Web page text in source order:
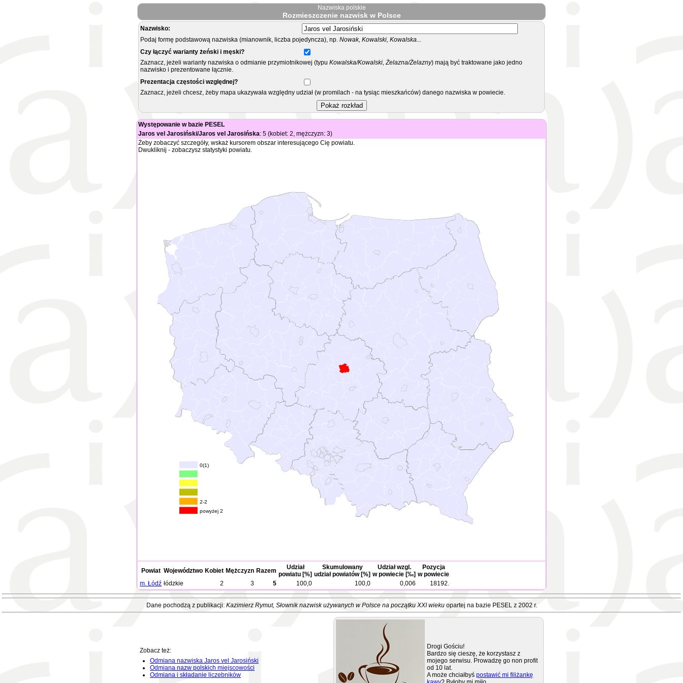
Nazwiska polskie
Rozmieszczenie nazwisk w Polsce
Nazwisko:
Podaj formę podstawową nazwiska (mianownik, liczba pojedyncza), np. Nowak, Kowalski, Kowalska...
Czy łączyć warianty żeński i męski?
Zaznacz, jeżeli warianty nazwiska o odmianie przymiotnikowej (typu Kowalska/Kowalski, Żelazna/Żelazny) mają być traktowane jako jedno
nazwisko i prezentowane łącznie.
Prezentacja częstości względnej?
Zaznacz, jeżeli chcesz, żeby mapa ukazywała względny udział (w promilach - na tysiąc mieszkańców) danego nazwiska w powiecie.
Występowanie w bazie PESEL
Jaros vel Jarosiński/Jaros vel Jarosińska: 5 (kobiet: 2, mężczyzn: 3)
Żeby zobaczyć szczegóły, wskaż kursorem obszar interesującego Cię powiatu.
Dwukliknij - zobaczysz statystyki powiatu.
0(1)
2-2
powyżej 2
Powiat Województwo Kobiet Mężczyzn Razem
Udział
powiatu [%]
Skumulowany
udział powiatów [%]
Udział wzgl.
w powiecie [‰]
Pozycja
w powiecie
m. Łódź łódzkie 2 3 5 100,0 100,0 0,006 18192.
Dane pochodzą z publikacji: Kazimierz Rymut, Słownik nazwisk używanych w Polsce na początku XXI wiekuopartej na bazie PESEL z 2002 r.
Zobacz też:
Odmiana nazwiska Jaros vel Jarosiński
Odmiana nazw polskich miejscowości
Odmiana i składanie liczebników
Drogi Gościu!
Bardzo się cieszę, że korzystasz z
mojego serwisu. Prowadzę go non profit
od 10 lat.
A może chciałbyś postawić mi filiżankę